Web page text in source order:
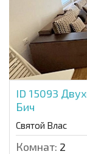
ID 15093
Бич
Святой Влас
Комнат: 2